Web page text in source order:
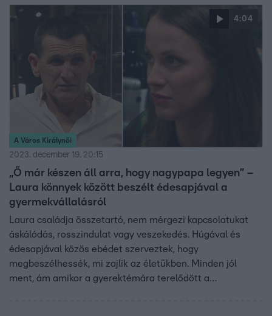
segítségre van szüksége. Az énekes és családja nagyon
lelkes – mert bár bizonytalan volt, hogy együtt
ünnepelhet-e az egész család – most úgy tűnik, hogy
Dzsenifer is haza tud jönni. Az ünnepikészülődésről a
Fókusznak mesélt az énekes.
4:04
A Város Királynői
2023. december 19. 20:15
„Ő már készen áll arra, hogy nagypapa legyen” –
Laura könnyek között beszélt édesapjával a
gyermekvállalásról
Laura családja összetartó, nem mérgezi kapcsolatukat
áskálódás, rosszindulat vagy veszekedés. Húgával és
édesapjával közös ebédet szerveztek, hogy
megbeszélhessék, mi zajlik az életükben. Minden jól
ment, ám amikor a gyerektémára terelődött a